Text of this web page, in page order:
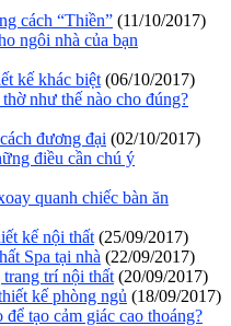
cách “Thiền” (11/10/2017)
ngôi nhà của bạn
kế khác biệt (06/10/2017)
như thế nào cho đúng?
đương đại (02/10/2017)
điều cần chú ý
quanh chiếc bàn ăn
kế nội thất (25/09/2017)
Spa tại nhà (22/09/2017)
trang trí nội thất (20/09/2017)
kế phòng ngủ (18/09/2017)
tạo cảm giác cao thoáng?